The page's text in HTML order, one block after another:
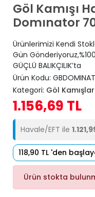
Göl Kamışı
Domınator
Ürünlerimizi Kendi
Gün
GÜÇLÜ BALIKÇILIK’ta
Ürün Kodu:
Kategori: Göl
1.156,69 TL
Havale/EFT ile
118,90 TL 'den
Ürün stokta